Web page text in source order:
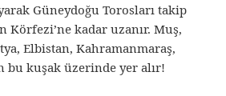
Güneydoğu Torosları takip
Körfezi’ne kadar uzanır. Muş,
Elbistan, Kahramanmaraş,
bu kuşak üzerinde yer alır!